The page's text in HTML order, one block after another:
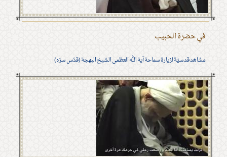
في حضرة الحبيب
مشاهد قدسيّة لزيارة سماحة آية الله العظمى الشيخ البهجة (قدّس سرّه)